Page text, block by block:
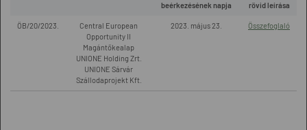
beérkezésének napja
rövid leírása
ÖB/20/2023.
Central European
Opportunity II
Magántőkealap
UNIONE Holding Zrt.
UNIONE Sárvár
Szállodaprojekt Kft.
2023. május 23. Összefoglaló